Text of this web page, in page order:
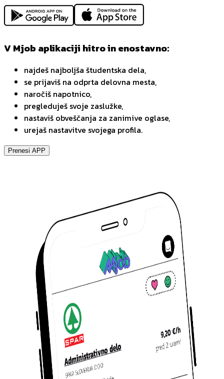
V Mjob aplikaciji hitro in enostavno:
najdeš najboljša študentska dela,
se prijaviš na odprta delovna mesta,
naročiš napotnico,
pregleduješ svoje zaslužke,
nastaviš obveščanja za zanimive oglase,
urejaš nastavitve svojega profila.
Prenesi APP